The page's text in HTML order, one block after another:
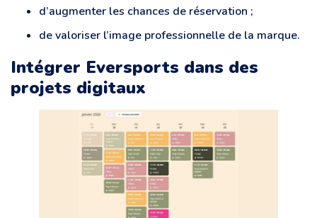
d’augmenter les chances de réservation ;
de valoriser l’image professionnelle de la marque.
Intégrer Eversports dans des
projets digitaux